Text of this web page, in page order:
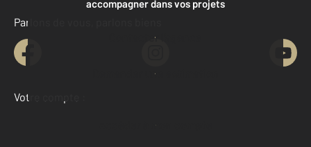
accompagner dans vos projets
Contacter l'agence
Demander une estimation
Parlons de vous, parlons biens
Votre compte :
Accéder à mon compte